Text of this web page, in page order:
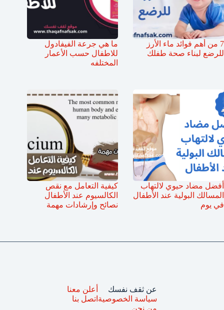
7 من أهم فوائد ماء الأرز
للرضع لبناء صحة طفلك
ما هي جرعة الفيفادول
للاطفال حسب الأعمار
المختلفه
أفضل مضاد حيوي لالتهاب
المسالك البولية عند الأطفال
في يوم
كيفية التعامل مع نقص
الكالسيوم عند الأطفال
نصائح وإرشادات مهمة
عن ثقف نفسك
سياسة الخصوصية
أعلن معنا
اتصل بنا